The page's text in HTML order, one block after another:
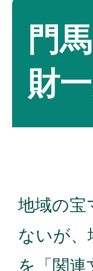
門
財
地域の宝
ないが、
を「関